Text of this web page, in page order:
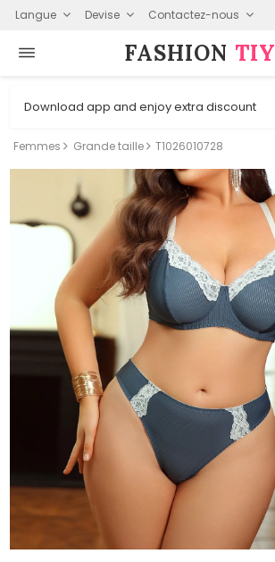
Langue Devise Contactez-nous
FASHION⁠ TIY
Download app and enjoy extra discount
Femmes Grande taille T1026010728